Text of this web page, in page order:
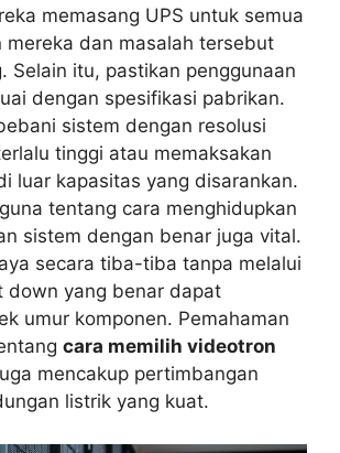
memasang UPS untuk semua
mereka dan masalah tersebut
Selain itu, pastikan penggunaan
dengan spesifikasi pabrikan.
sistem dengan resolusi
tinggi atau memaksakan
luar kapasitas yang disarankan.
tentang cara menghidupkan
sistem dengan benar juga vital.
secara tiba-tiba tanpa melalui
down yang benar dapat
umur komponen. Pemahaman
cara memilih videotron
mencakup pertimbangan
listrik yang kuat.